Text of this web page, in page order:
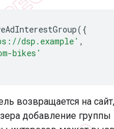
({
dsp.example' ,
bikes'
возвращается на
добавление группы